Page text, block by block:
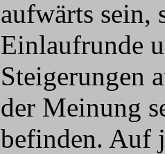
aufwärts sein,
Einlaufrunde
Steigerungen
der Meinung
befinden. Auf